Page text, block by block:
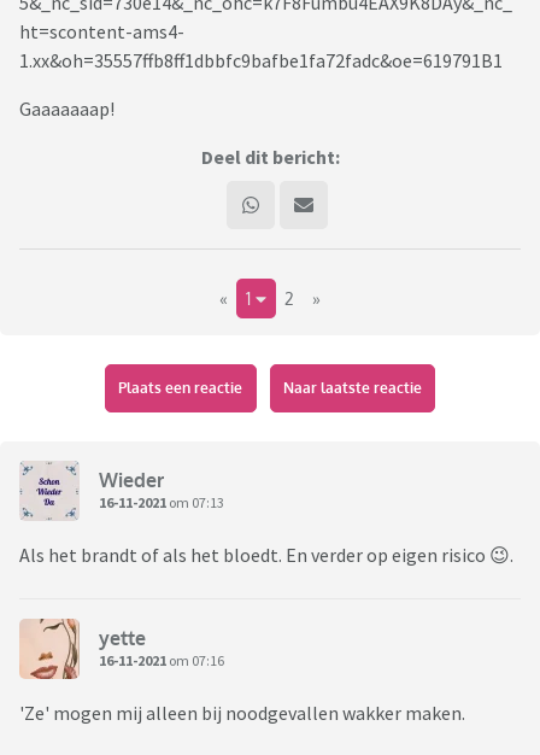
Gaaaaaaap!
Deel dit bericht:
« 1 2 »
Plaats een reactie Naar laatste reactie
Wieder
16-11-2021 om 07:13
Als het brandt of als het bloedt. En verder op eigen risico 😉.
yette
16-11-2021 om 07:16
'Ze' mogen mij alleen bij noodgevallen wakker maken.